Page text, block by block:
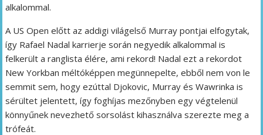
alkalommal.
A US Open előtt az addigi világelső Murray pontjai elfogytak,
így Rafael Nadal karrierje során negyedik alkalommal is
felkerült a ranglista élére, ami rekord! Nadal ezt a rekordot
New Yorkban méltóképpen megünnepelte, ebből nem von le
semmit sem, hogy ezúttal Djokovic, Murray és Wawrinka is
sérültet jelentett, így foghíjas mezőnyben egy végtelenül
könnyűnek nevezhető sorsolást kihasználva szerezte meg a
trófeát.